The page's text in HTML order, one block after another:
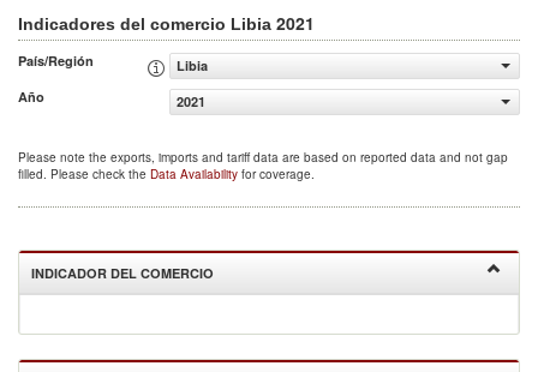
Indicadores del comercio Libia 2021
País/Región
Libia
Año
2021
Please note the exports, imports and tariff data are based on reported data and not gap
filled. Please check the Data Availability for coverage.
INDICADOR DEL COMERCIO